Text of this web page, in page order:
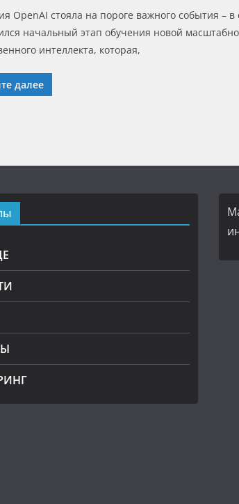
OpenAI стояла на пороге важного события – в
начальный этап обучения новой
интеллекта, которая,
далее